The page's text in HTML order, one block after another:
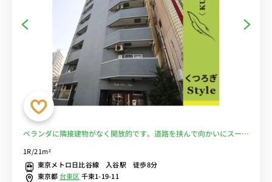
ベランダに隣接建物がなく開放的です。道路を挟んで向かいにスーパ
1R/21m²
東京メトロ日比谷線 入谷駅 徒歩8分
東京都台東区千束1-19-11